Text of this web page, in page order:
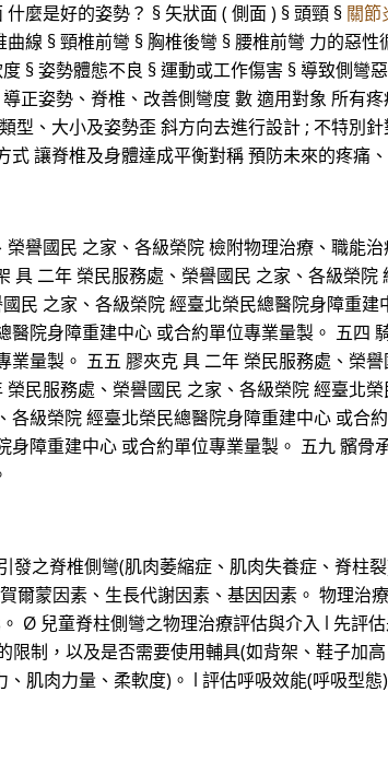
麼是好的姿勢？ § 矢狀面 ( 側面 ) § 頭頸 § 關節
線 § 頸椎前彎 § 胸椎後彎 § 腰椎前彎 力的惡
§ 姿勢體態不良 § 運動或工作傷害 § 導致側
正姿勢、脊椎、改善側彎度 數 適用對象 所有
型、大小及姿勢歪 斜方向去進行設計 ; 不特別
讓脊椎及身體達成平衡對稱 預防未來的疼痛、
譽國民 之家、各級榮院 檢附物理治療、職能
具 二年 榮民服務處、榮譽國民 之家、各級榮
民 之家、各級榮院 經臺北榮民總醫院身障重
院身障重建中心 或合約單位專業量製。 五四
量製。 五五 膠夾克 具 二年 榮民服務處、榮
民服務處、榮譽國民 之家、各級榮院 經臺北
各級榮院 經臺北榮民總醫院身障重建中心 或
障重建中心 或合約單位專業量製。 五九 髕
發之脊椎側彎(肌肉萎縮症、肌肉失養症、脊柱
爾蒙因素、生長代謝因素、基因因素。 物理
Ø 兒童脊柱側彎之物理治療評估與介入 l 先評
制，以及是否需要使用輔具(如背架、鞋子加
肌肉力量、柔軟度)。 l 評估呼吸效能(呼吸型